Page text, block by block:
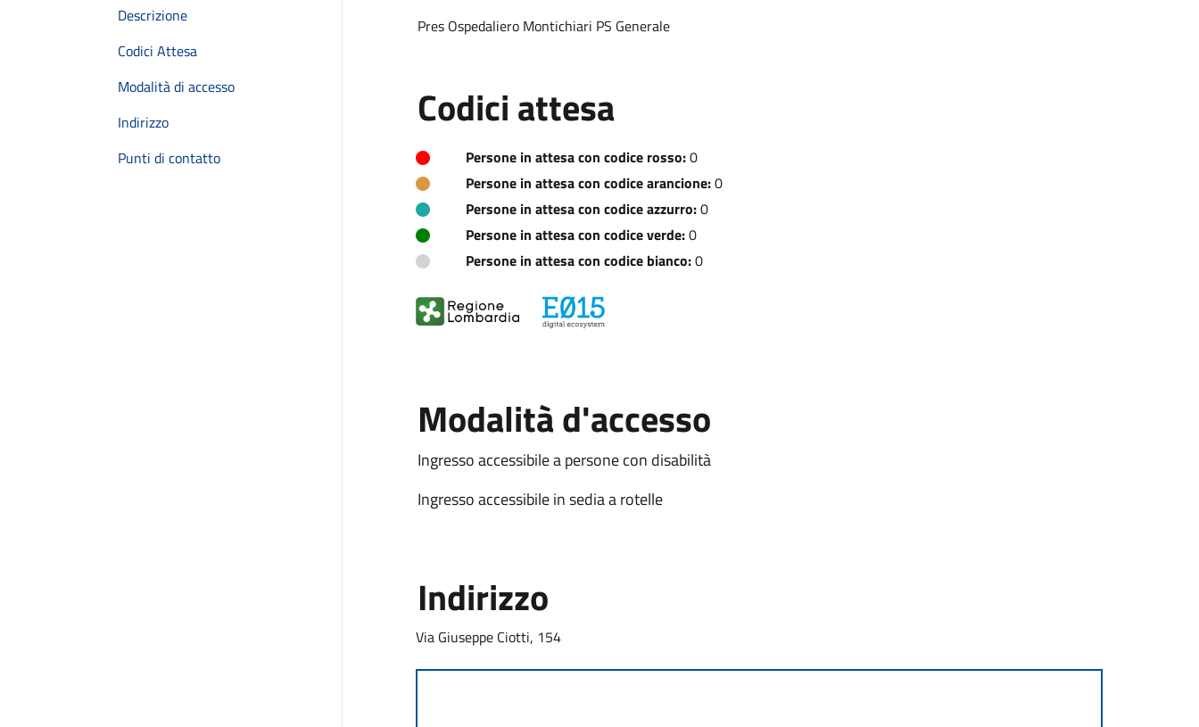
Descrizione
Codici Attesa
Modalità di accesso
Indirizzo
Punti di contatto
Pres Ospedaliero Montichiari PS Generale
Codici attesa
Persone in attesa con codice rosso:0
Persone in attesa con codice arancione:0
Persone in attesa con codice azzurro:0
Persone in attesa con codice verde:0
Persone in attesa con codice bianco:0
Modalità d'accesso
Ingresso accessibile a persone con disabilità
Ingresso accessibile in sedia a rotelle
Indirizzo
Via Giuseppe Ciotti, 154